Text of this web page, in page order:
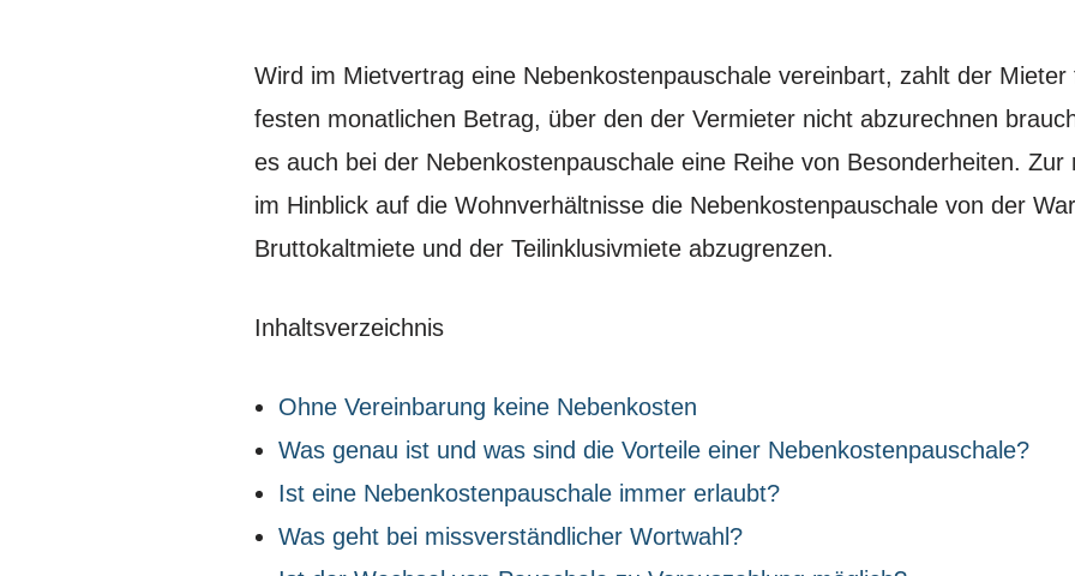
Wird im Mietvertrag eine Nebenkostenpauschale vereinbart, zahlt der
festen monatlichen Betrag, über den der Vermieter nicht abzurechnen
es auch bei der Nebenkostenpauschale eine Reihe von Besonderheiten.
im Hinblick auf die Wohnverhältnisse die Nebenkostenpauschale von der
Bruttokaltmiete und der Teilinklusivmiete abzugrenzen.
Inhaltsverzeichnis
Ohne Vereinbarung keine Nebenkosten
Was genau ist und was sind die Vorteile einer Nebenkostenpauschale?
Ist eine Nebenkostenpauschale immer erlaubt?
Was geht bei missverständlicher Wortwahl?